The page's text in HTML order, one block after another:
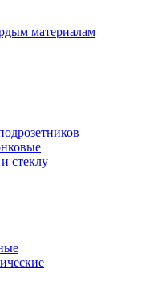
материалам
стеклу